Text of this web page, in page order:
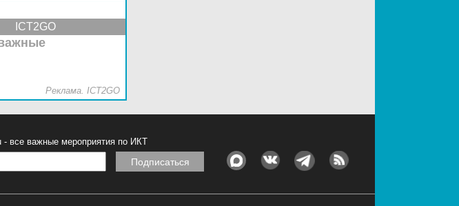
ICT2GO
Реклама. ICT2GO
- все важные мероприятия по ИКТ